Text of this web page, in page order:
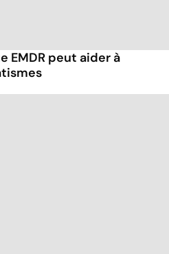
EMDR peut aider à